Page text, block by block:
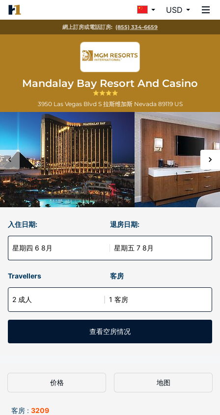
USD
網上訂房或電話訂房: (855) 334-6659
Mandalay Bay Resort And Casino
3950 Las Vegas Blvd S 拉斯维加斯 Nevada 89119 US
入住日期:
星期四 6 8月
退房日期:
星期五 7 8月
Travellers 客房
2 成人 1 客房
查看空房情况
价格 地图
客房 : 3209